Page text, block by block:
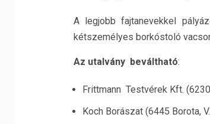
A legjobb fajtanevekkel
kétszemélyes borkóstoló
Az utalvány beváltható:
Frittmann Testvérek Kft.
Koch Borászat (6445 Borota,